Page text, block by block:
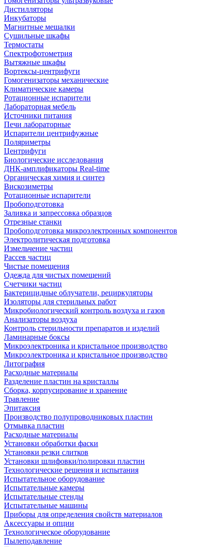
Дистилляторы
Инкубаторы
Магнитные мешалки
Сушильные шкафы
Термостаты
Спектрофотометрия
Вытяжные шкафы
Вортексы-центрифуги
Гомогенизаторы механические
Климатические камеры
Ротационные испарители
Лабораторная мебель
Источники питания
Печи лабораторные
Испарители центрифужные
Поляриметры
Центрифуги
Биологические исследования
ДНК-амплификаторы Real-time
Органическая химия и синтез
Вискозиметры
Ротационные испарители
Пробоподготовка
Заливка и запрессовка образцов
Отрезные станки
Пробоподготовка микроэлектронных компонентов
Электролитическая подготовка
Измельчение частиц
Рассев частиц
Чистые помещения
Одежда для чистых помещений
Счетчики частиц
Бактерицидные облучатели, рециркуляторы
Изоляторы для стерильных работ
Микробиологический контроль воздуха и газов
Анализаторы воздуха
Контроль стерильности препаратов и изделий
Ламинарные боксы
Микроэлектроника и кристальное производство
Микроэлектроника и кристальное производство
Литография
Расходные материалы
Разделение пластин на кристаллы
Сборка, корпусирование и хранение
Травление
Эпитаксия
Производство полупроводниковых пластин
Отмывка пластин
Расходные материалы
Установки обработки фаски
Установки резки слитков
Установки шлифовки/полировки пластин
Технологические решения и испытания
Испытательное оборудование
Испытательные камеры
Испытательные стенды
Испытательные машины
Приборы для определения свойств материалов
Аксессуары и опции
Технологическое оборудование
Пылеподавление